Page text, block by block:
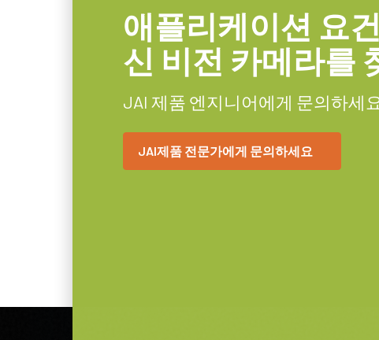
29 x 29 x 41.5 mm
46 g
8/10/12-bit *
C-mount
6핀 커넥터 케이블이
6핀 암 커넥터 케이블이 장착된 전원
(LKK-PSU-6PF-1.25)
히로세 호환 커넥터, 케이블 길이 1.25미
애플리케이션 요
신 비전 카메라를
JAI 제품 엔지니어에게 문의하세
JAI제품 전문가에게 문의하세요